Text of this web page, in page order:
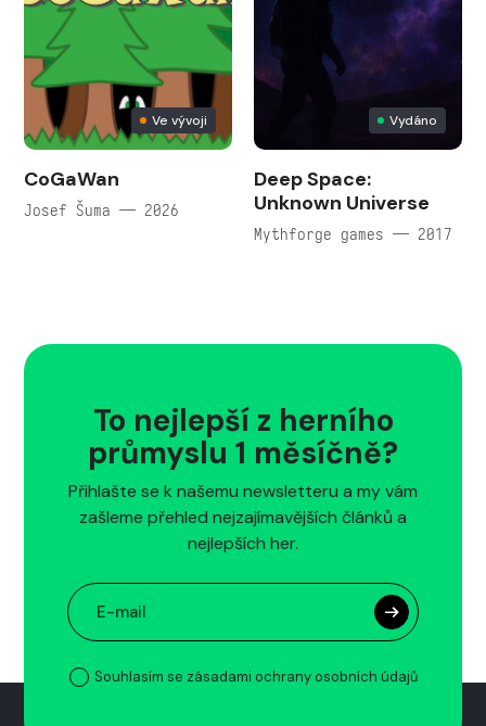
Ve vývoji
CoGaWan
Josef Šuma — 2026
Vydáno
Deep Space:
Unknown Universe
Mythforge games — 2017
To nejlepší z herního
průmyslu 1 měsíčně?
Přihlašte se k našemu newsletteru a my vám
zašleme přehled nejzajímavějších článků a
nejlepších her.
Souhlasím se zásadami ochrany osobních údajů